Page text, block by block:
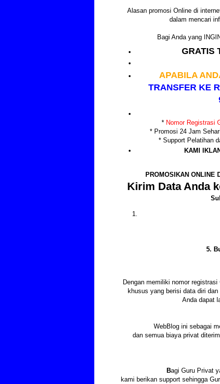
Alasan promosi Online di
dalam mencari
Bagi Anda yang
GRATIS
APABILA
TRANSFER KE
* Nomor Registrasi
* Promosi 24 Jam
* Support Pelatihan
KAMI
PROMOSIKAN ONLINE
Kirim Data Anda
5.
Dengan memiliki nomor
khusus yang berisi data diri
Anda dapat
WebBlog ini sebagai
dan semua biaya privat
Bagi Guru Privat
kami berikan support sehingga